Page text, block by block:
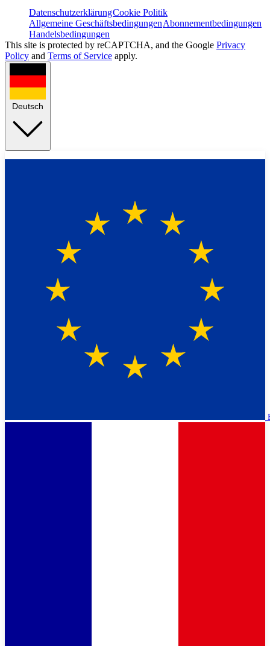
DatenschutzerklärungCookie Politik
Allgemeine GeschäftsbedingungenAbonnementbedingungen
Handelsbedingungen
This site is protected by reCAPTCHA, and the Google Privacy
Policy and Terms of Service apply.
Deutsch